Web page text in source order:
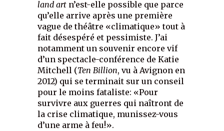
land art n’est-elle possible que parce
qu’elle arrive après une première
vague de théâtre «climatique» tout à
fait désespéré et pessimiste. J’ai
notamment un souvenir encore vif
d’un spectacle-conférence de Katie
Mitchell (Ten Billion, vu à Avignon en
2012) qui se terminait sur un conseil
pour le moins fataliste: «Pour
survivre aux guerres qui naîtront de
la crise climatique, munissez-vous
d’une arme à feu!».